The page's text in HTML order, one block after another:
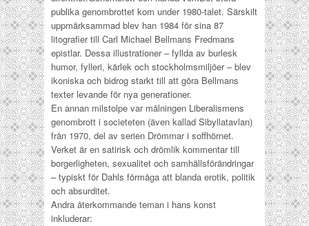
publika genombrottet kom under 1980-talet. Särskilt
uppmärksammad blev han 1984 för sina 87
litografier till Carl Michael Bellmans Fredmans
epistlar. Dessa illustrationer – fyllda av burlesk
humor, fylleri, kärlek och stockholmsmiljöer – blev
ikoniska och bidrog starkt till att göra Bellmans
texter levande för nya generationer.
En annan milstolpe var målningen Liberalismens
genombrott i societeten (även kallad Sibyllatavlan)
från 1970, del av serien Drömmar i soffhörnet.
Verket är en satirisk och drömlik kommentar till
borgerligheten, sexualitet och samhällsförändringar
– typiskt för Dahls förmåga att blanda erotik, politik
och absurditet.
Andra återkommande teman i hans konst
inkluderar: